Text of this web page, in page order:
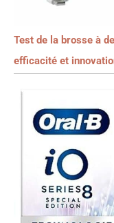
Test de la brosse à
efficacité et